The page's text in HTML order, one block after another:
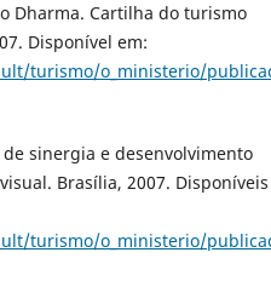
Dharma. Cartilha do turismo
Disponível em:
turismo/o_ministerio/
de sinergia e desenvolvimento
Brasília, 2007. Disponíveis
turismo/o_ministerio/